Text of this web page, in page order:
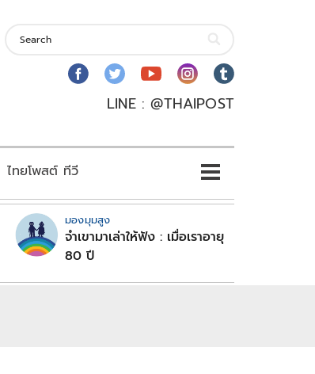
LINE : @THAIPOST
ไทยโพสต์ ทีวี
มองมุมสูง
จำเขามาเล่าให้ฟัง : เมื่อเราอายุ
80 ปี